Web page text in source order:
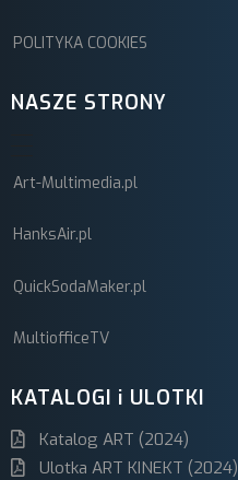
POLITYKA COOKIES
NASZE STRONY
Art-Multimedia.pl
HanksAir.pl
QuickSodaMaker.pl
MultiofficeTV
KATALOGI i ULOTKI
Katalog ART (2024)
Ulotka ART KINEKT (2024)